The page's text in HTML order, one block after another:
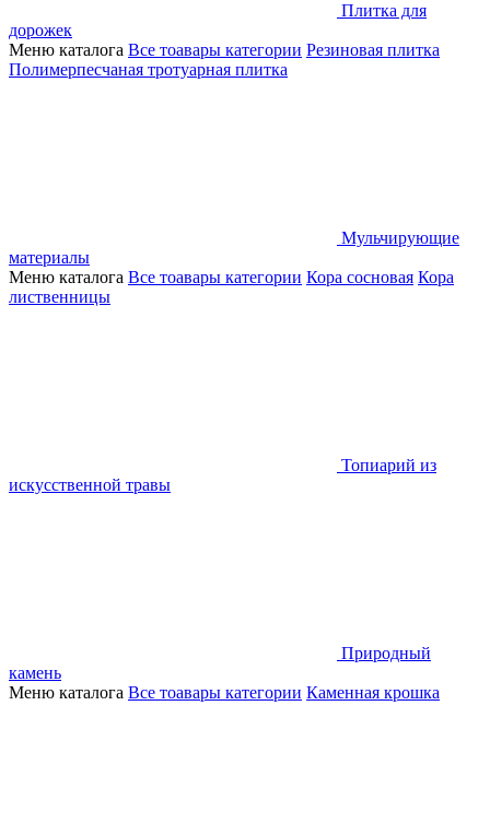
Плитка для
дорожек
Меню каталога Все тоавары категории Резиновая плитка
Полимерпесчаная тротуарная плитка
Мульчирующие
материалы
Меню каталога Все тоавары категории Кора сосновая Кора
лиственницы
Топиарий из
искусственной травы
Природный
камень
Меню каталога Все тоавары категории Каменная крошка